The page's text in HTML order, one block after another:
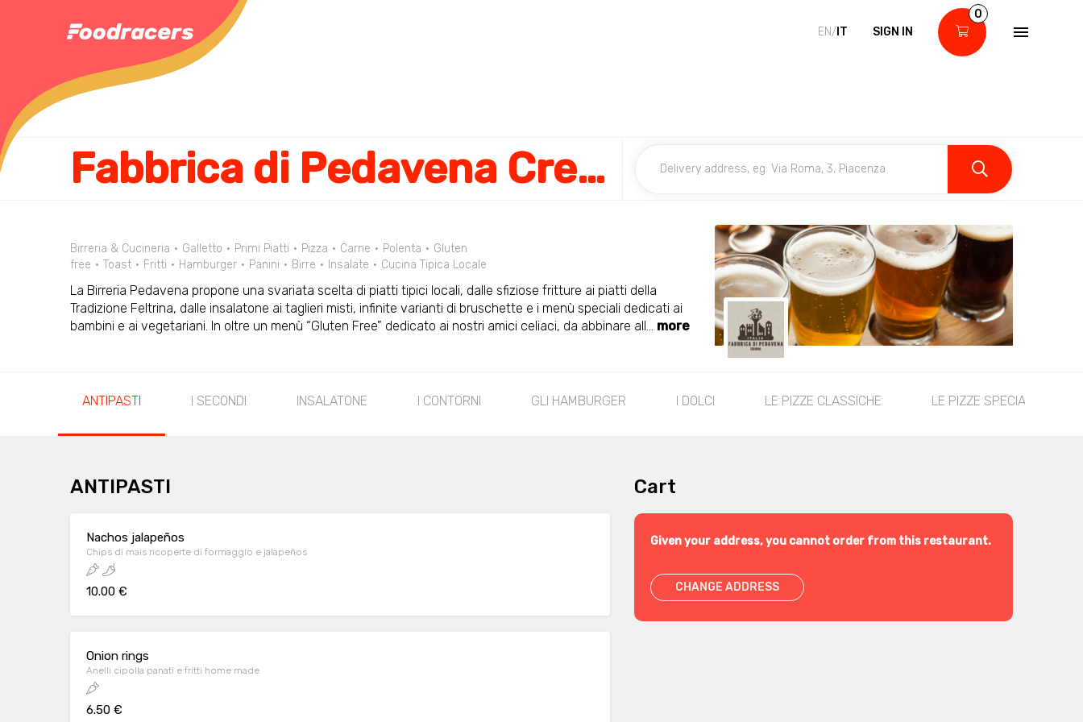
EN/ IT SIGN IN
0
Fabbrica di Pedavena Cremona
Birreria & Cucineria Galletto Primi Piatti Pizza Carne Polenta
Gluten
free
Toast Fritti Hamburger Panini Birre Insalate Cucina Tipica Locale
La Birreria Pedavena propone una svariata scelta di piatti tipici locali, dalle sfiziose fritture ai piatti della
Tradizione Feltrina, dalle insalatone ai taglieri misti, infinite varianti di bruschette e i menù speciali dedicati ai
bambini e ai vegetariani. In oltre un menù “Gluten Free” dedicato ai nostri amici celiaci, da abbinare all... more
ANTIPASTI I SECONDI INSALATONE I CONTORNI GLI HAMBURGER I DOLCI LE PIZZE CLASSICHE LE PIZZE SPECIALI
ANTIPASTI
Nachos jalapeños
Chips di mais ricoperte di formaggio e jalapeños
10.00 €
Onion rings
Anelli cipolla panati e fritti home made
6.50 €
Cart
Given your address, you cannot order from this restaurant.
CHANGE ADDRESS